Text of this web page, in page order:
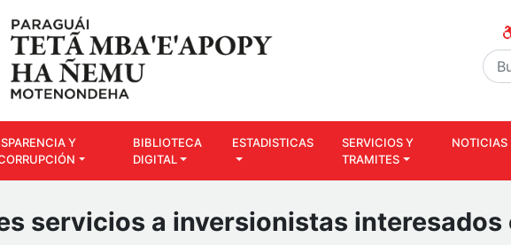
Y
BIBLIOTECA
DIGITAL
ESTADISTICAS
SERVICIOS Y
TRAMITES
NOTICIAS
servicios a inversionistas